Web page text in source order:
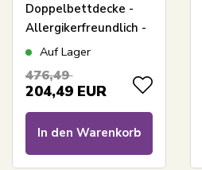
Doppelbettdecke -
Allergikerfreundlich -
200x220 cm -
Moschusdaunen - Zen
Auf Lager
476,49
204,49 EUR
In den Warenkorb